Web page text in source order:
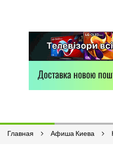
Главная Афиша Киева